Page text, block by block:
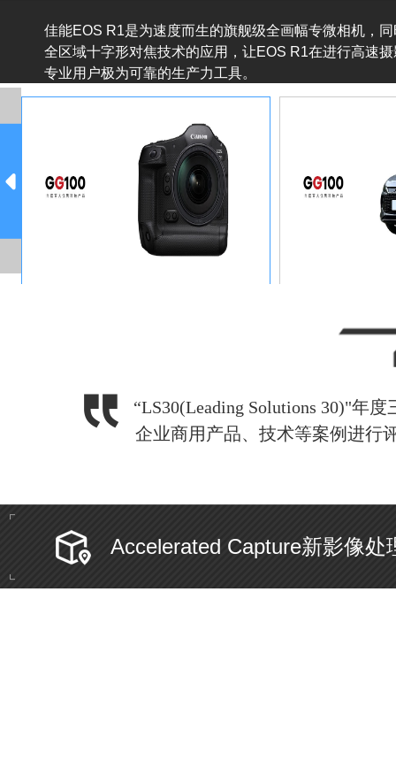
佳能EOS R1是为速度而生的旗舰级全画幅专微相机，
全区域十字形对焦技术的应用，让EOS R1在进行高速
专业用户极为可靠的生产力工具。
比亚迪秦L DM-i
“LS30(Leading Solutions 30)"年
企业商用产品、技术等案例进行
Accelerated Capture新影像